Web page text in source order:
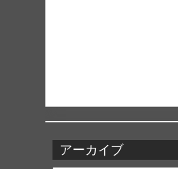
アーカイブ